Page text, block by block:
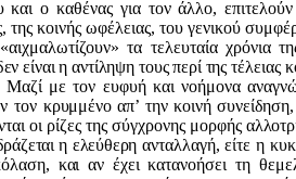
ο καθένας για τον άλλο, επιτελούν
της κοινής ωφέλειας, του γενικού
τα τελευταία χρόνια
είναι η αντίληψη τους περί τηςτέλειας
με τον ευφυή και νοήμονα
τον κρυμμένο απ’ την κοινή συνείδηση,
οι ρίζες της σύγχρονης μορφής
η ελεύθερη ανταλλαγή, είτε η
και αν έχει κατανοήσει τη